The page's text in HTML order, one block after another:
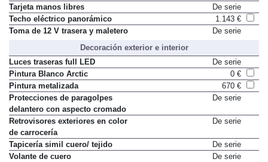
Tarjeta manos libres
De serie
Techo eléctrico panorámico
1.143 €
Toma de 12 V trasera y maletero
De serie
Decoración exterior e interior
Luces traseras full LED
De serie
Pintura Blanco Arctic
0 €
Pintura metalizada
670 €
Protecciones de paragolpes
delantero con aspecto cromado
De serie
Retrovisores exteriores en color
de carrocería
De serie
Tapicería simil cuero/ tejido
De serie
Volante de cuero
De serie